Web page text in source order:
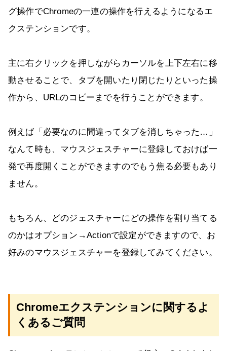
グ操作でChromeの一連の操作を行えるようになるエ
クステンションです。
主に右クリックを押しながらカーソルを上下左右に移
動させることで、タブを開いたり閉じたりといった操
作から、URLのコピーまでを行うことができます。
例えば「必要なのに間違ってタブを消しちゃった…」
なんて時も、マウスジェスチャーに登録しておけば一
発で再度開くことができますのでもう焦る必要もあり
ません。
もちろん、どのジェスチャーにどの操作を割り当てる
のかはオプション→Actionで設定ができますので、お
好みのマウスジェスチャーを登録してみてください。
Chromeエクステンションに関するよ
くあるご質問